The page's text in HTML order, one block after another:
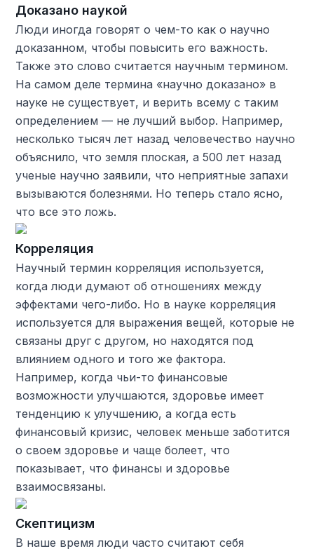
Доказано наукой
Люди иногда говорят о чем-то как о научно
доказанном, чтобы повысить его важность.
Также это слово считается научным термином.
На самом деле термина «научно доказано» в
науке не существует, и верить всему с таким
определением — не лучший выбор. Например,
несколько тысяч лет назад человечество научно
объяснило, что земля плоская, а 500 лет назад
ученые научно заявили, что неприятные запахи
вызываются болезнями. Но теперь стало ясно,
что все это ложь.
Корреляция
Научный термин корреляция используется,
когда люди думают об отношениях между
эффектами чего-либо. Но в науке корреляция
используется для выражения вещей, которые не
связаны друг с другом, но находятся под
влиянием одного и того же фактора.
Например, когда чьи-то финансовые
возможности улучшаются, здоровье имеет
тенденцию к улучшению, а когда есть
финансовый кризис, человек меньше заботится
о своем здоровье и чаще болеет, что
показывает, что финансы и здоровье
взаимосвязаны.
Скептицизм
В наше время люди часто считают себя